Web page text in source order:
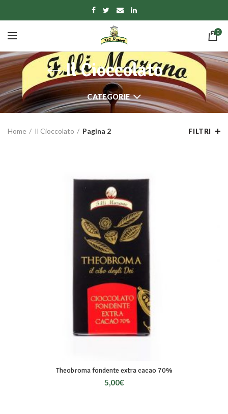
0
Il Cioccolato
CATEGORIE
Home Il Cioccolato Pagina 2 FILTRI
Theobroma fondente extra cacao 70%
5,00€